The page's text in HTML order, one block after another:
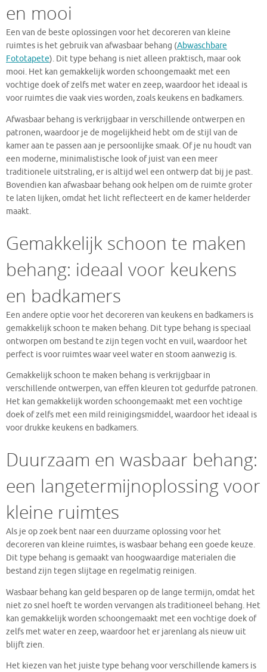
en mooi
Een van de beste oplossingen voor het decoreren van kleine
ruimtes is het gebruik van afwasbaar behang (Abwaschbare
Fototapete). Dit type behang is niet alleen praktisch, maar ook
mooi. Het kan gemakkelijk worden schoongemaakt met een
vochtige doek of zelfs met water en zeep, waardoor het ideaal is
voor ruimtes die vaak vies worden, zoals keukens en badkamers.
Afwasbaar behang is verkrijgbaar in verschillende ontwerpen en
patronen, waardoor je de mogelijkheid hebt om de stijl van de
kamer aan te passen aan je persoonlijke smaak. Of je nu houdt van
een moderne, minimalistische look of juist van een meer
traditionele uitstraling, er is altijd wel een ontwerp dat bij je past.
Bovendien kan afwasbaar behang ook helpen om de ruimte groter
te laten lijken, omdat het licht reflecteert en de kamer helderder
maakt.
Gemakkelijk schoon te maken
behang: ideaal voor keukens
en badkamers
Een andere optie voor het decoreren van keukens en badkamers is
gemakkelijk schoon te maken behang. Dit type behang is speciaal
ontworpen om bestand te zijn tegen vocht en vuil, waardoor het
perfect is voor ruimtes waar veel water en stoom aanwezig is.
Gemakkelijk schoon te maken behang is verkrijgbaar in
verschillende ontwerpen, van effen kleuren tot gedurfde patronen.
Het kan gemakkelijk worden schoongemaakt met een vochtige
doek of zelfs met een mild reinigingsmiddel, waardoor het ideaal is
voor drukke keukens en badkamers.
Duurzaam en wasbaar behang:
een langetermijnoplossing voor
kleine ruimtes
Als je op zoek bent naar een duurzame oplossing voor het
decoreren van kleine ruimtes, is wasbaar behang een goede keuze.
Dit type behang is gemaakt van hoogwaardige materialen die
bestand zijn tegen slijtage en regelmatig reinigen.
Wasbaar behang kan geld besparen op de lange termijn, omdat het
niet zo snel hoeft te worden vervangen als traditioneel behang. Het
kan gemakkelijk worden schoongemaakt met een vochtige doek of
zelfs met water en zeep, waardoor het er jarenlang als nieuw uit
blijft zien.
Het kiezen van het juiste type behang voor verschillende kamers is